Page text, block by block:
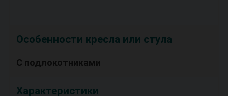
Особенности кресла или стула
С подлокотниками
Характеристики